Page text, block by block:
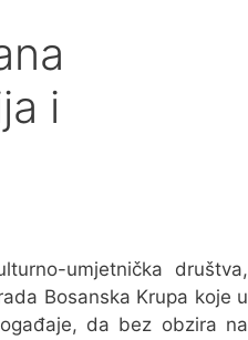
i
umjetnička društva,
Bosanska Krupa koje u
da bez obzira na